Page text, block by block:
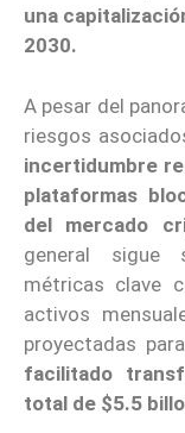
una
2030.
A pesar del
riesgos
incertidumbre
plataformas
del mercado
general sigue
métricas clave
activos
proyectadas
facilitado
total de $5.5